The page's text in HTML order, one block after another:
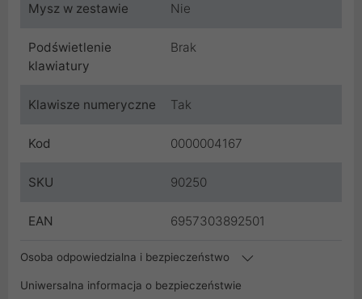
Mysz w zestawie Nie
Podświetlenie
klawiatury
Brak
Klawisze numeryczne Tak
Kod 0000004167
SKU 90250
EAN 6957303892501
Osoba odpowiedzialna i bezpieczeństwo
Uniwersalna informacja o bezpieczeństwie